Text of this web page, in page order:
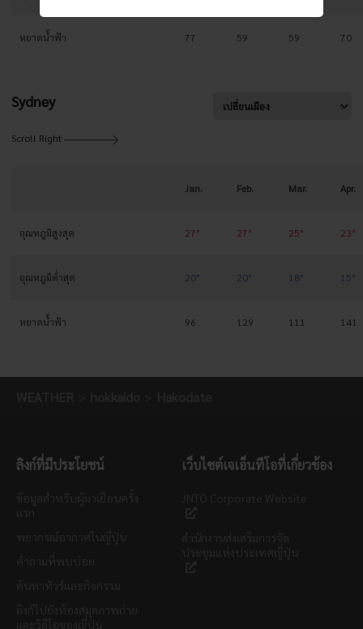
หยาดน้ำฟ้า 77 59 59 70
Sydney
Scroll Right
Jan. Feb. Mar. Apr.
อุณหภูมิสูงสุด 27° 27° 25° 23°
อุณหภูมิต่ำสุด 20° 20° 18° 15°
หยาดน้ำฟ้า 96 129 111 141
ลิงก์ที่มีประโยชน์ เว็บไซต์เจเอ็นทีโอที่เกี่ยวข้อง